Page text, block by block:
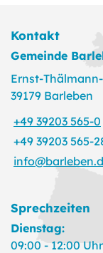
Kontakt
Gemeinde
Ernst-
39179 Barleben
+49 39203 565-0
+49 39203 565-
Sprechzeiten
Dienstag:
09:00 - 12:00